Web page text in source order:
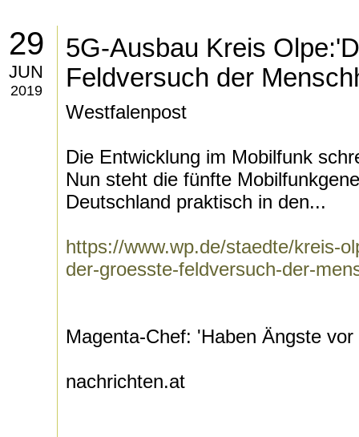
29
JUN
2019
5G-Ausbau Kreis
Feldversuch der
Westfalenpost
Die Entwicklung im Mobilfunk
Nun steht die fünfte
Deutschland praktisch in den...
https://www.wp.de/staedte/kreis-
der-groesste-feldversuch-der-
Magenta-Chef: 'Haben Ängste
nachrichten.at